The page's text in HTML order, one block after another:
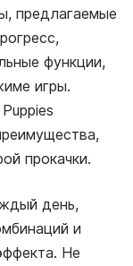
предлагаемые
функции,
игры.
прокачки.
день,
и
Не